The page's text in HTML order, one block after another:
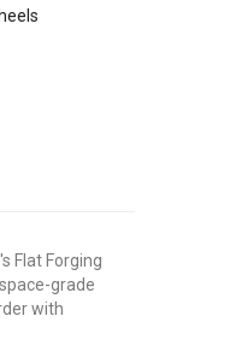
Flat Forging
grade
with